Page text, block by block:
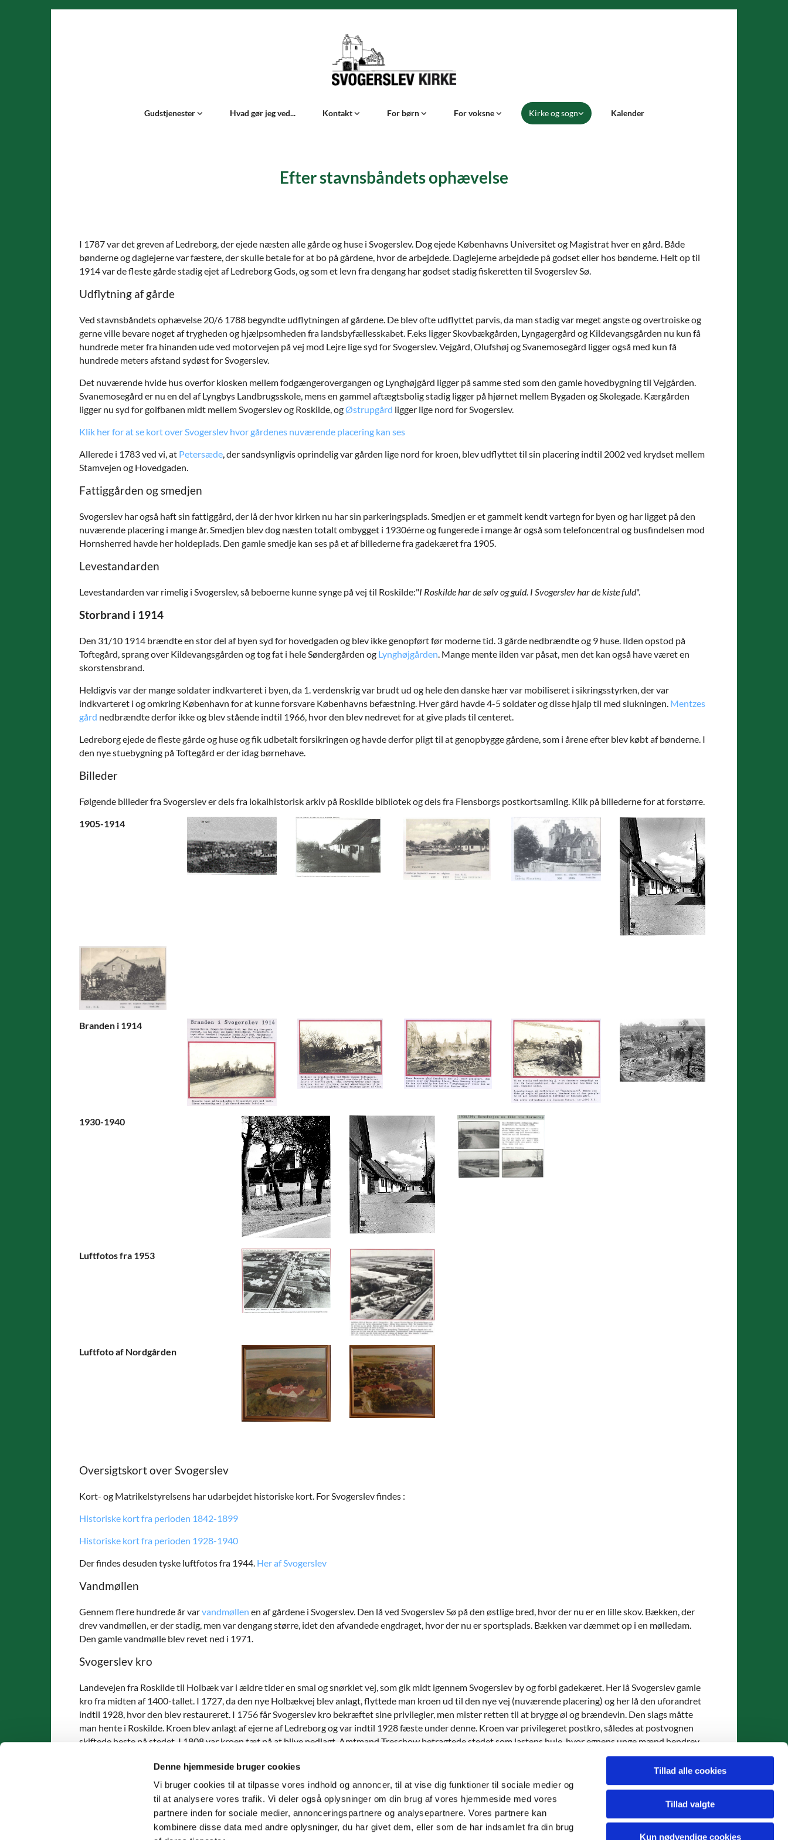
Denne hjemmeside bruger cookies
Vi bruger cookies til at tilpasse vores indhold og annoncer, til at vise dig funktioner til sociale medier og
til at analysere vores trafik. Vi deler også oplysninger om din brug af vores hjemmeside med vores
partnere inden for sociale medier, annonceringspartnere og analysepartnere. Vores partnere kan
kombinere disse data med andre oplysninger, du har givet dem, eller som de har indsamlet fra din brug
Tillad alle cookies
Tillad valgte
Kun nødvendige cookies
Gudstjenester Hvad gør jeg ved... Kontakt For børn For voksne Kirke og sogn Kalender
Efter stavnsbåndets ophævelse
I 1787 var det greven af Ledreborg, der ejede næsten alle gårde og huse i Svogerslev. Dog ejede Københavns Universitet og Magistrat hver en gård. Både
bønderne og daglejerne var fæstere, der skulle betale for at bo på gårdene, hvor de arbejdede. Daglejerne arbejdede på godset eller hos bønderne. Helt op til
1914 var de fleste gårde stadig ejet af Ledreborg Gods, og som et levn fra dengang har godset stadig fiskeretten til Svogerslev Sø.
Udflytning af gårde
Ved stavnsbåndets ophævelse 20/6 1788 begyndte udflytningen af gårdene. De blev ofte udflyttet parvis, da man stadig var meget angste og overtroiske og
gerne ville bevare noget af trygheden og hjælpsomheden fra landsbyfællesskabet. F.eks ligger Skovbækgården, Lyngagergård og Kildevangsgården nu kun få
hundrede meter fra hinanden ude ved motorvejen på vej mod Lejre lige syd for Svogerslev. Vejgård, Olufshøj og Svanemosegård ligger også med kun få
hundrede meters afstand sydøst for Svogerslev.
Det nuværende hvide hus overfor kiosken mellem fodgængerovergangen og Lynghøjgård ligger på samme sted som den gamle hovedbygning til Vejgården.
Svanemosegård er nu en del af Lyngbys Landbrugsskole, mens en gammel aftægtsbolig stadig ligger på hjørnet mellem Bygaden og Skolegade. Kærgården
ligger nu syd for golfbanen midt mellem Svogerslev og Roskilde, ogØstrupgård ligger lige nord for Svogerslev.
Klik her for at se kort over Svogerslev hvor gårdenes nuværende placering kan ses
Allerede i 1783 ved vi, at Petersæde, der sandsynligvis oprindelig var gården lige nord for kroen, blev udflyttet til sin placering indtil 2002 ved krydset mellem
Stamvejen og Hovedgaden.
Fattiggården og smedjen
Svogerslev har også haft sin fattiggård, der lå der hvor kirken nu har sin parkeringsplads. Smedjen er et gammelt kendt vartegn for byen og har ligget på den
nuværende placering i mange år. Smedjen blev dog næsten totalt ombygget i 1930érne og fungerede i mange år også som telefoncentral og busfindelsen mod
Hornsherred havde her holdeplads. Den gamle smedje kan ses på et af billederne fra gadekæret fra 1905.
Levestandarden
Levestandarden var rimelig i Svogerslev, så beboerne kunne synge på vej til Roskilde:"I Roskilde har de sølv og guld. I Svogerslev har de kiste fuld".
Storbrand i 1914
Den 31/10 1914 brændte en stor del af byen syd for hovedgaden og blev ikke genopført før moderne tid. 3 gårde nedbrændte og 9 huse. Ilden opstod på
Toftegård, sprang over Kildevangsgården og tog fat i hele Søndergården og Lynghøjgården. Mange mente ilden var påsat, men det kan også have været en
skorstensbrand.
Heldigvis var der mange soldater indkvarteret i byen, da 1. verdenskrig var brudt ud og hele den danske hær var mobiliseret i sikringsstyrken, der var
indkvarteret i og omkring København for at kunne forsvare Københavns befæstning. Hver gård havde 4-5 soldater og disse hjalp til med slukningen. Mentzes
gård nedbrændte derfor ikke og blev stående indtil 1966, hvor den blev nedrevet for at give plads til centeret.
Ledreborg ejede de fleste gårde og huse og fik udbetalt forsikringen og havde derfor pligt til at genopbygge gårdene, som i årene efter blev købt af bønderne. I
den nye stuebygning på Toftegård er der idag børnehave.
Billeder
Følgende billeder fra Svogerslev er dels fra lokalhistorisk arkiv på Roskilde bibliotek og dels fra Flensborgs postkortsamling. Klik på billederne for at forstørre.
1905-1914
Branden i 1914
1930-1940
Luftfotos fra 1953
Luftfoto af Nordgården
Oversigtskort over Svogerslev
Kort- og Matrikelstyrelsens har udarbejdet historiske kort. For Svogerslev findes :
Historiske kort fra perioden 1842-1899
Historiske kort fra perioden 1928-1940
Der findes desuden tyske luftfotos fra 1944. Her af Svogerslev
Vandmøllen
Gennem flere hundrede år varvandmøllen en af gårdene i Svogerslev. Den lå ved Svogerslev Sø på den østlige bred, hvor der nu er en lille skov. Bækken, der
drev vandmøllen, er der stadig, men var dengang større, idet den afvandede engdraget, hvor der nu er sportsplads. Bækken var dæmmet op i en mølledam.
Den gamle vandmølle blev revet ned i 1971.
Svogerslev kro
Landevejen fra Roskilde til Holbæk var i ældre tider en smal og snørklet vej, som gik midt igennem Svogerslev by og forbi gadekæret. Her lå Svogerslev gamle
kro fra midten af 1400-tallet. I 1727, da den nye Holbækvej blev anlagt, flyttede man kroen ud til den nye vej (nuværende placering) og her lå den uforandret
indtil 1928, hvor den blev restaureret. I 1756 får Svogerslev kro bekræftet sine privilegier, men mister retten til at brygge øl og brændevin. Den slags måtte
man hente i Roskilde. Kroen blev anlagt af ejerne af Ledreborg og var indtil 1928 fæste under denne. Kroen var privilegeret postkro, således at postvognen
skiftede heste på stedet. I 1808 var kroen tæt på at blive nedlagt. Amtmand Treschow betragtede stedet som lastens hule, hvor egnens unge mænd hendrev
Ikke mindst udbreder slagtersvende og prangere elskovssygen blandt bondealmuen; endog af den årsag og deres
øvrige forlokkelser bør dem ikke gives anledning til at opholde sig i landsbyen
Svogerslev Kirke · Strædet 4, Svogerslev, 4000 Roskilde46383034 svogerslev.sogn@km.dk
Cookiepolitik
Tilgængelighedserklæring